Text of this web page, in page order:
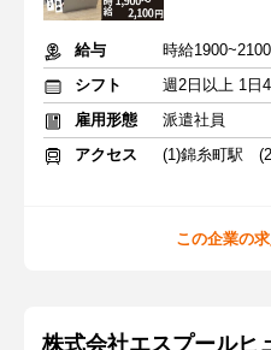
給与
時給
シフト
週2日以上 1日
雇用形態
派遣社員
アクセス
(1)錦糸町駅
この企業の
株式会社エスプールヒ